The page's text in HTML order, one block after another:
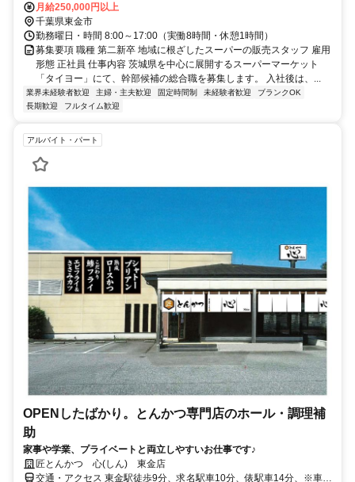
月給250,000円以上
千葉県東金市
勤務曜日・時間 8:00～17:00（実働8時間・休憩1時間）
募集要項 職種 第二新卒 地域に根ざしたスーパーの販売スタッフ 雇用
形態 正社員 仕事内容 茨城県を中心に展開するスーパーマーケット
「タイヨー」にて、幹部候補の総合職を募集します。 入社後は、...
業界未経験者歓迎 主婦・主夫歓迎 固定時間制 未経験者歓迎
ブランクOK
長期歓迎
フルタイム歓迎
アルバイト・パート
OPENしたばかり。とんかつ専門店のホール・調理補
助
家事や学業、プライベートと両立しやすいお仕事です♪
匠とんかつ 心(しん) 東金店
交通・アクセス 東金駅徒歩9分、求名駅車10分、俵駅車14分、※車通